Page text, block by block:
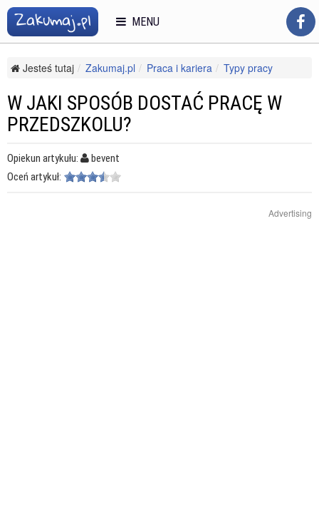
Jesteś tutaj Zakumaj.pl Praca i kariera
Typy pracy
W JAKI SPOSÓB DOSTAĆ PRACĘ W
PRZEDSZKOLU?
Opiekun artykułu:
bevent
Oceń artykuł:
Advertising
MENU